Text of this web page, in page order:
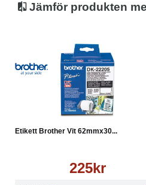
Jämför produkten
Etikett Brother Vit 62mmx30...
225kr